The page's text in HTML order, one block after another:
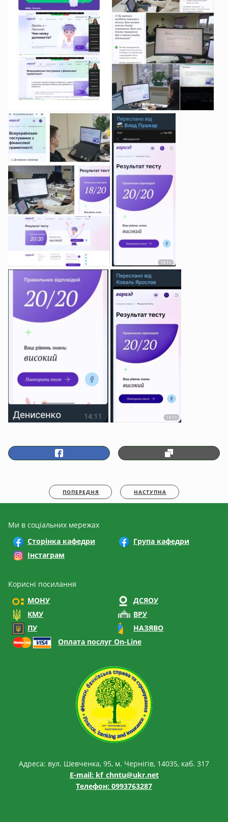
ПОПЕРЕДНЯ НАСТУПНА
Ми в соціальних мережах
Сторінка кафедри
Група кафедри
Інстаграм
Корисні посилання
МОНУ
ДСЯОУ
КМУ
ВРУ
ПУ
НАЗЯВО
Оплата послуг On-Line
Адреса: вул. Шевченка, 95, м. Чернігів, 14035, каб. 317
E-mail: kf_chntu@ukr.net
Телефон: 0993763287